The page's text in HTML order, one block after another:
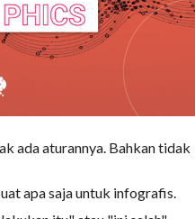
ada aturannya. Bahkan tidak
apa saja untuk infografis.